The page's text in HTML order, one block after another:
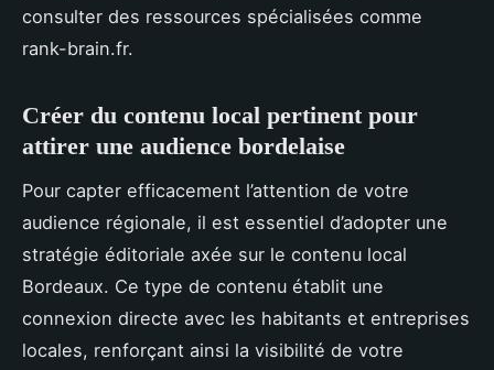
consulter des ressources spécialisées comme
rank-brain.fr.
Créer du contenu local pertinent pour
attirer une audience bordelaise
Pour capter efficacement l’attention de votre
audience régionale, il est essentiel d’adopter une
stratégie éditoriale axée sur le contenu local
Bordeaux. Ce type de contenu établit une
connexion directe avec les habitants et entreprises
locales, renforçant ainsi la visibilité de votre